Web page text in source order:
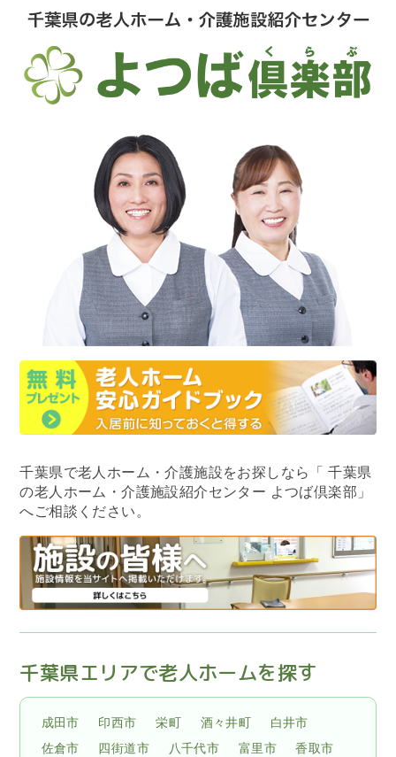
千葉県で老人ホーム・介護施設をお探しなら
「 千葉県
の老人ホーム・介護施設紹介センター よつば倶楽部」
へご相談ください。
千葉県エリアで老人ホームを探す
成田市 印西市 栄町 酒々井町
白井市
佐倉市
四街道市 八千代市 富里市
香取市